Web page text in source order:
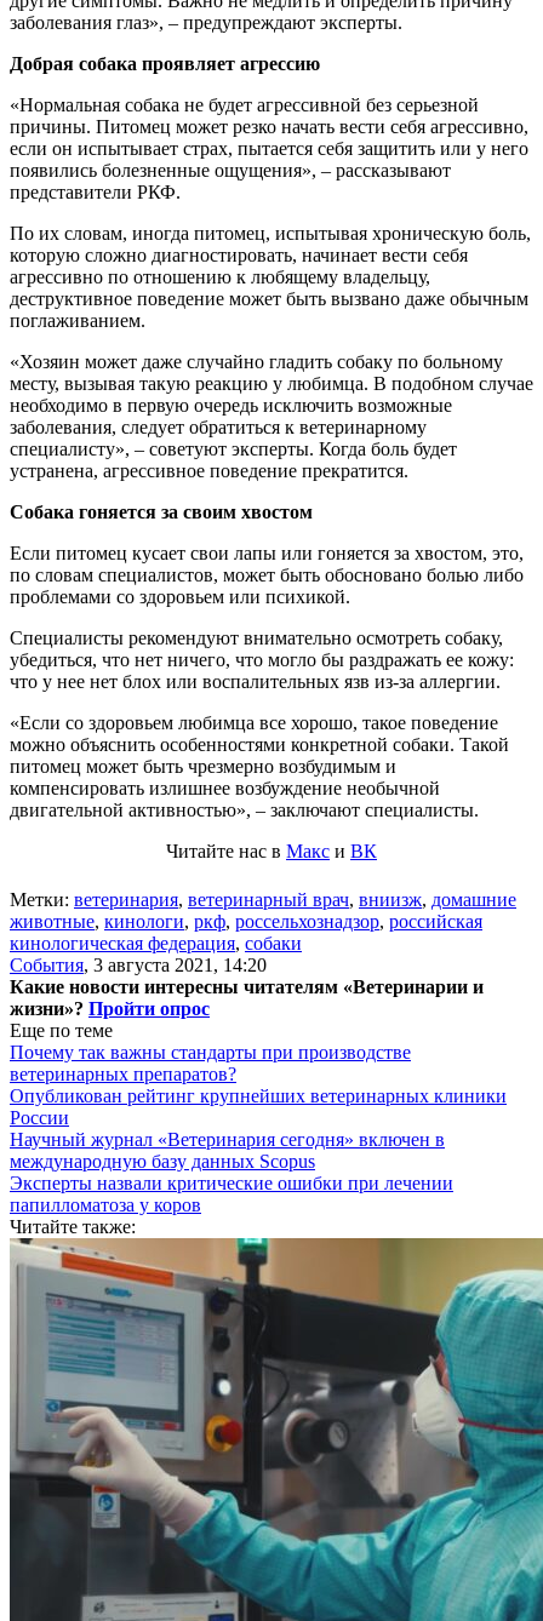
заболевания глаз», – предупреждают эксперты.
Добрая собака проявляет агрессию
«Нормальная собака не будет агрессивной без серьезной
причины. Питомец может резко начать вести себя агрессивно,
если он испытывает страх, пытается себя защитить или у него
появились болезненные ощущения», – рассказывают
представители РКФ.
По их словам, иногда питомец, испытывая хроническую боль,
которую сложно диагностировать, начинает вести себя
агрессивно по отношению к любящему владельцу,
деструктивное поведение может быть вызвано даже обычным
поглаживанием.
«Хозяин может даже случайно гладить собаку по больному
месту, вызывая такую реакцию у любимца. В подобном случае
необходимо в первую очередь исключить возможные
заболевания, следует обратиться к ветеринарному
специалисту», – советуют эксперты. Когда боль будет
устранена, агрессивное поведение прекратится.
Собака гоняется за своим хвостом
Если питомец кусает свои лапы или гоняется за хвостом, это,
по словам специалистов, может быть обосновано болью либо
проблемами со здоровьем или психикой.
Специалисты рекомендуют внимательно осмотреть собаку,
убедиться, что нет ничего, что могло бы раздражать ее кожу:
что у нее нет блох или воспалительных язв из-за аллергии.
«Если со здоровьем любимца все хорошо, такое поведение
можно объяснить особенностями конкретной собаки. Такой
питомец может быть чрезмерно возбудимым и
компенсировать излишнее возбуждение необычной
двигательной активностью», – заключают специалисты.
Читайте нас в Макс и ВК
Метки: ветеринария, ветеринарный врач, вниизж, домашние
животные, кинологи, ркф, россельхознадзор, российская
кинологическая федерация, собаки
События, 3 августа 2021, 14:20
Какие новости интересны читателям «Ветеринарии и
жизни»? Пройти опрос
Еще по теме
Почему так важны стандарты при производстве
ветеринарных препаратов?
Опубликован рейтинг крупнейших ветеринарных клиники
России
Научный журнал «Ветеринария сегодня» включен в
международную базу данных Scopus
Эксперты назвали критические ошибки при лечении
папилломатоза у коров
Читайте также: